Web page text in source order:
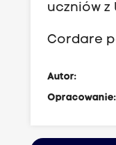
uczniów z
Cordare
Autor:
Opracowanie: